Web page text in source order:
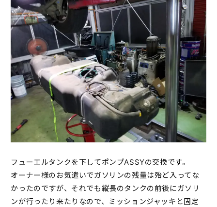
フューエルタンクを下してポンプASSYの交換です。
オーナー様のお気遣いでガソリンの残量は殆ど入ってな
かったのですが、それでも縦長のタンクの前後にガソリ
ンが行ったり来たりなので、ミッションジャッキと固定